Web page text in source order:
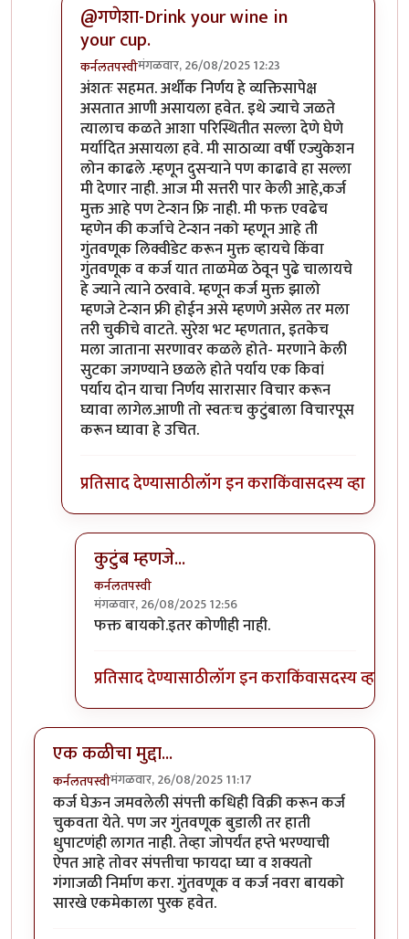
@गणेशा-Drink your wine in
your cup.
कर्नलतपस्वीमंगळवार, 26/08/2025 12:23
In reply toकर्नल साहेबbyगणेशा
अंशतः सहमत. अर्थीक निर्णय हे व्यक्तिसापेक्ष
असतात आणी असायला हवेत. इथे ज्याचे जळते
त्यालाच कळते आशा परिस्थितीत सल्ला देणे घेणे
मर्यादित असायला हवे. मी साठाव्या वर्षी एज्युकेशन
लोन काढले .म्हणून दुसर्‍याने पण काढावे हा सल्ला
मी देणार नाही. आज मी सत्तरी पार केली आहे,कर्ज
मुक्त आहे पण टेन्शन फ्रि नाही. मी फक्त एवढेच
म्हणेन की कर्जाचे टेन्शन नको म्हणून आहे ती
गुंतवणूक लिक्वीडेट करून मुक्त व्हायचे किंवा
गुंतवणूक व कर्ज यात ताळमेळ ठेवून पुढे चालायचे
हे ज्याने त्याने ठरवावे. म्हणून कर्ज मुक्त झालो
म्हणजे टेन्शन फ्री होईन असे म्हणणे असेल तर मला
तरी चुकीचे वाटते. सुरेश भट म्हणतात, इतकेच
मला जाताना सरणावर कळले होते- मरणाने केली
सुटका जगण्याने छळले होते पर्याय एक किवां
पर्याय दोन याचा निर्णय सारासार विचार करून
घ्यावा लागेल.आणी तो स्वतःच कुटुंबाला विचारपूस
करून घ्यावा हे उचित.
प्रतिसाद देण्यासाठीलॉग इन कराकिंवासदस्य व्हा
कुटुंब म्हणजे...
कर्नलतपस्वी
मंगळवार, 26/08/2025 12:56
In reply to@गणेशा-Drink your wine in your cup.
फक्त बायको.इतर कोणीही नाही.
प्रतिसाद देण्यासाठीलॉग इन कराकिंवासदस्य व्हा
एक कळीचा मुद्दा...
कर्नलतपस्वीमंगळवार, 26/08/2025 11:17
कर्ज घेऊन जमवलेली संपत्ती कधिही विक्री करून कर्ज
चुकवता येते. पण जर गुंतवणूक बुडाली तर हाती
धुपाटणंही लागत नाही. तेव्हा जोपर्यंत हप्ते भरण्याची
ऐपत आहे तोवर संपत्तीचा फायदा घ्या व शक्यतो
गंगाजळी निर्माण करा. गुंतवणूक व कर्ज नवरा बायको
सारखे एकमेकाला पुरक हवेत.